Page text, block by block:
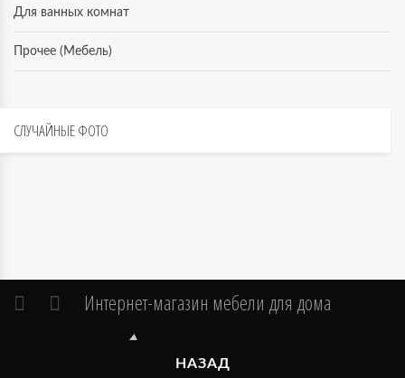
Для ванных комнат
Прочее (Мебель)
СЛУЧАЙНЫЕФОТО
Интернет-магазин мебели для дома
НАЗАД